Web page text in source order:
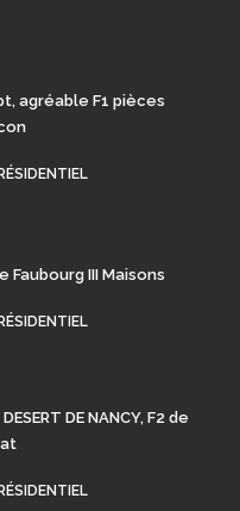
agréable F1 pièces
Faubourg III Maisons
DE NANCY, F2 de